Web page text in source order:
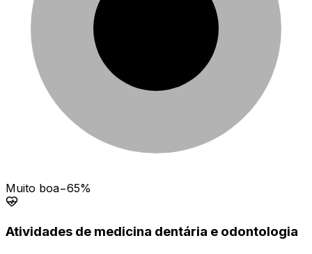
Muito boa−65%
Atividades de medicina dentária e odontologia